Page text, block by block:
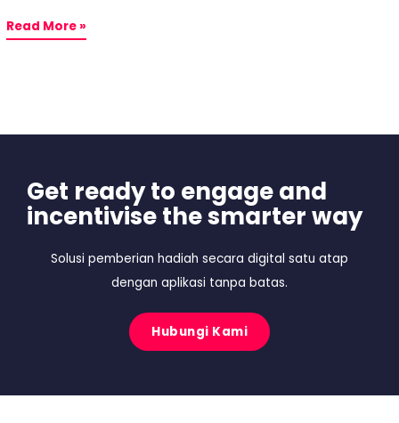
Read More »
Get ready to engage and
incentivise the smarter way
Solusi pemberian hadiah secara digital satu atap
dengan aplikasi tanpa batas.
Hubungi Kami